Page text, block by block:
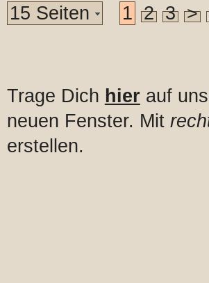
15 Seiten 1 2 3 >
Trage Dich hier auf
neuen Fenster. Mit
erstellen.